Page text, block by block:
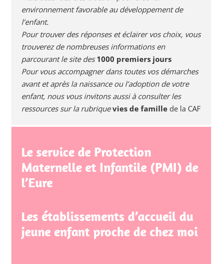
environnement favorable au développement de
l’enfant.
Pour trouver des réponses et éclairer vos choix, vous
trouverez de nombreuses informations en
parcourant le site des 1000 premiers jours
Pour vous accompagner dans toutes vos démarches
avant et après la naissance ou l’adoption de votre
enfant, nous vous invitons aussi à consulter les
ressources sur la rubriquevies de famille de la CAF
Le service de Protection
Maternelle et Infantile (PMI) de
l’Eure
Les établissements d’accueil du
jeune enfant proche de chez moi